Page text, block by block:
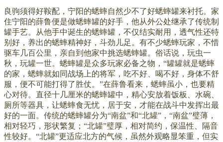
良驹须得好鞍配，宁阳的蟋蟀自然少不了好蟋蟀罐来衬托。家
住宁阳的薛鲁便是做蟋蟀罐的好手，他从外公处继承了传统制
罐手艺。从他手中诞生的蟋蟀罐，不仅结实耐用，透气性还特
别好，养出的蟋蟀精神好，斗劲儿足。有不少蟋蟀玩家，不惜
驱车几百公里，亲自到他家中挑选蟋蟀罐。 俗话说，玩虫一
秋，玩罐一世。蟋蟀罐是众多玩家必备之物，“罐罐就是蟋蟀
的家，蟋蟀就如同战场上的将军，吃不好、喝不好，身体不舒
服，便不可能打得了胜仗。”在薛鲁看来，蟋蟀虽小，也要精
心对待。直径十几厘米的蟋蟀罐中，精心安放着饭板、水碗、
厕所等器具，让蟋蟀食无忧，居于安，才能在战斗中发挥出最
好的一面。 传统的蟋蟀罐分为“南盆”和“北罐”，“南盆”璧薄，
相对轻巧，形状繁复；“北罐”璧厚，相对简约，保温性、隔音
性较好。“北罐”更适应北方的气候，虽然外观略显笨重，但实